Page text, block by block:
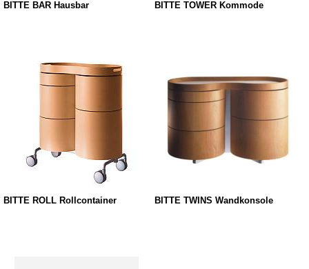
BITTE BAR Hausbar BITTE TOWER Kommode
BITTE ROLL Rollcontainer BITTE TWINS Wandkonsole